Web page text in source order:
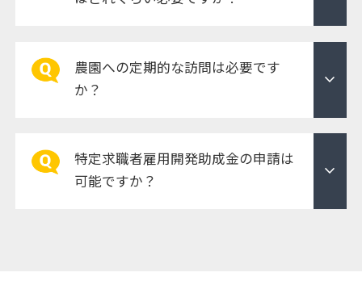
農園への定期的な訪問は必要です
か？
expand_more
特定求職者雇用開発助成金の申請は
可能ですか？
expand_more